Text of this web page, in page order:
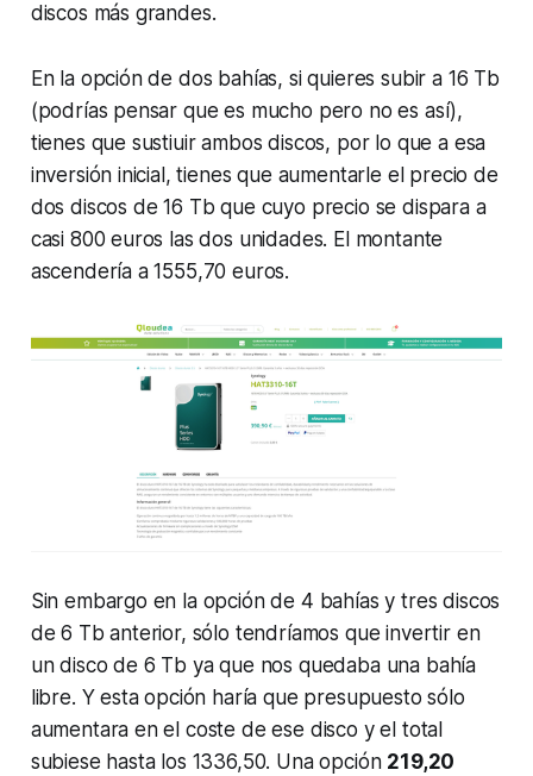
discos más grandes.
En la opción de dos bahías, si quieres subir a 16 Tb
(podrías pensar que es mucho pero no es así),
tienes que sustiuir ambos discos, por lo que a esa
inversión inicial, tienes que aumentarle el precio de
dos discos de 16 Tb que cuyo precio se dispara a
casi 800 euros las dos unidades. El montante
ascendería a 1555,70 euros.
Sin embargo en la opción de 4 bahías y tres discos
de 6 Tb anterior, sólo tendríamos que invertir en
un disco de 6 Tb ya que nos quedaba una bahía
libre. Y esta opción haría que presupuesto sólo
aumentara en el coste de ese disco y el total
subiese hasta los 1336,50. Una opción 219,20